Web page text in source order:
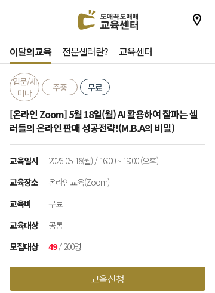
이달의교육 전문셀러란? 교육센터
입문/세
미나
주중 무료
[온라인 Zoom] 5월 18일(월) AI 활용하여 잘파는 셀
러들의 온라인 판매 성공전략!(M.B.A의 비밀)
교육일시
2026-05-18(월) / 16:00 ~ 19:00 (오후)
교육장소
온라인교육(Zoom)
교육비
무료
교육대상
공통
모집대상
49/ 200명
교육신청